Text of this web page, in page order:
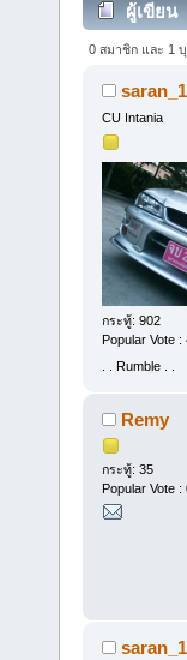
ผู้เขียน
0 สมาชิก และ 1
CU Intania
กระทู้: 902
Popular Vote :
. . Rumble . .
Remy
กระทู้: 35
Popular Vote :